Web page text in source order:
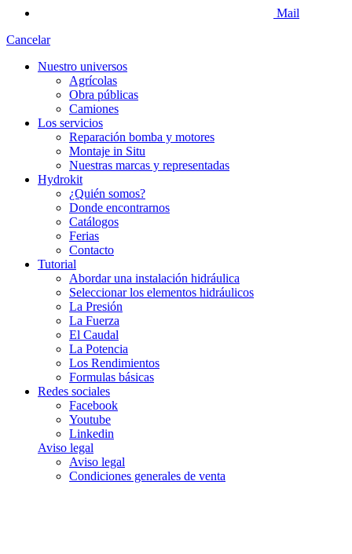
Mail
Cancelar
Nuestro universos
Agrícolas
Obra públicas
Camiones
Los servicios
Reparación bomba y motores
Montaje in Situ
Nuestras marcas y representadas
Hydrokit
¿Quién somos?
Donde encontrarnos
Catálogos
Ferias
Contacto
Tutorial
Abordar una instalación hidráulica
Seleccionar los elementos hidráulicos
La Presión
La Fuerza
El Caudal
La Potencia
Los Rendimientos
Formulas básicas
Redes sociales
Facebook
Youtube
Linkedin
Aviso legal
Aviso legal
Condiciones generales de venta